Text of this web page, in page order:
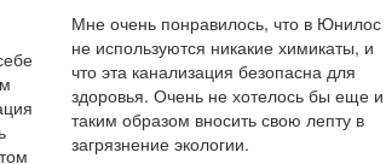
Мне очень понравилось, что в Юнилос
не используются никакие химикаты, и
что эта канализация безопасна для
здоровья. Очень не хотелось бы еще и
таким образом вносить свою лепту в
загрязнение экологии.